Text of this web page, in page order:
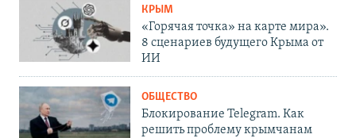
КРЫМ
«Горячая точка» на карте мира».
8 сценариев будущего Крыма от
ИИ
ОБЩЕСТВО
Блокирование Telegram. Как
решить проблему крымчанам